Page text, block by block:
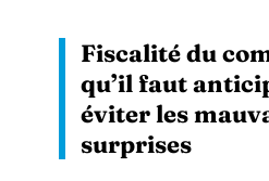
Fiscalité du
qu’il faut
éviter les
surprises